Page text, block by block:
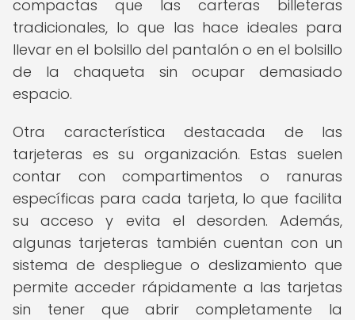
compactas que las carteras billeteras
tradicionales, lo que las hace ideales para
llevar en el bolsillo del pantalón o en el bolsillo
de la chaqueta sin ocupar demasiado
espacio.
Otra característica destacada de las
tarjeteras es su organización. Estas suelen
contar con compartimentos o ranuras
específicas para cada tarjeta, lo que facilita
su acceso y evita el desorden. Además,
algunas tarjeteras también cuentan con un
sistema de despliegue o deslizamiento que
permite acceder rápidamente a las tarjetas
sin tener que abrir completamente la